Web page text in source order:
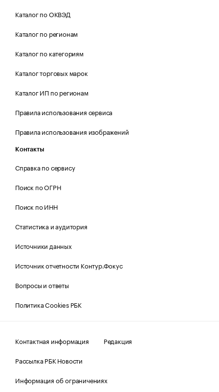
Каталог по ОКВЭД
Каталог по регионам
Каталог по категориям
Каталог торговых марок
Каталог ИП по регионам
Правила использования сервиса
Правила использования изображений
Контакты
Справка по сервису
Поиск по ОГРН
Поиск по ИНН
Статистика и аудитория
Источники данных
Источник отчетности Контур.Фокус
Вопросы и ответы
Политика Cookies РБК
Контактная информация
Редакция
Рассылка РБК Новости
Информация об ограничениях